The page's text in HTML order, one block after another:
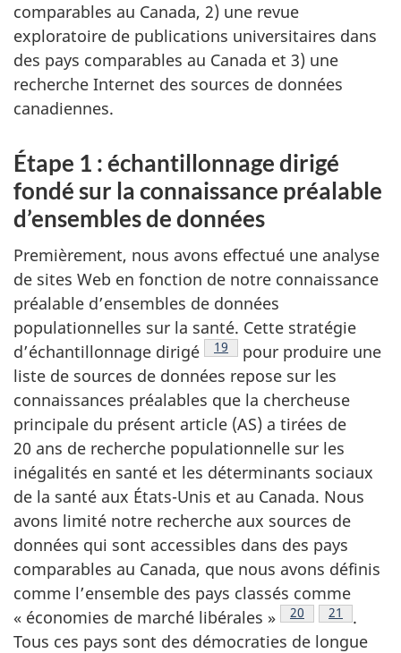
comparables au Canada, 2) une revue
exploratoire de publications universitaires dans
des pays comparables au Canada et 3) une
recherche Internet des sources de données
canadiennes.
Étape 1 : échantillonnage dirigé
fondé sur la connaissance préalable
d’ensembles de données
Premièrement, nous avons effectué une analyse
de sites Web en fonction de notre connaissance
préalable d’ensembles de données
populationnelles sur la santé. Cette stratégie
d’échantillonnage dirigé
Note de bas de page
19
pour produire une
liste de sources de données repose sur les
connaissances préalables que la chercheuse
principale du présent article (AS) a tirées de
20 ans de recherche populationnelle sur les
inégalités en santé et les déterminants sociaux
de la santé aux États-Unis et au Canada. Nous
avons limité notre recherche aux sources de
données qui sont accessibles dans des pays
comparables au Canada, que nous avons définis
comme l’ensemble des pays classés comme
« économies de marché libérales »
Note de bas de
20 Note de
21
.
Tous ces pays sont des démocraties de longue